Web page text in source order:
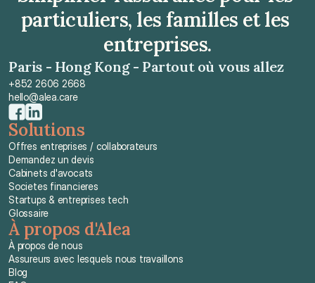
particuliers, les familles et les
entreprises.
Paris - Hong Kong - Partout où vous allez
+852 2606 2668
hello@alea.care
Solutions
Offres entreprises / collaborateurs
Demandez un devis
Cabinets d'avocats
Societes financieres
Startups & entreprises tech
Glossaire
À propos d'Alea
À propos de nous
Assureurs avec lesquels nous travaillons
Blog